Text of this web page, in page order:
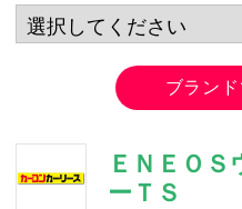
エリア別店舗一覧
カーリース体験談
ブラン
ＥＮＥＯ
ーＴＳ